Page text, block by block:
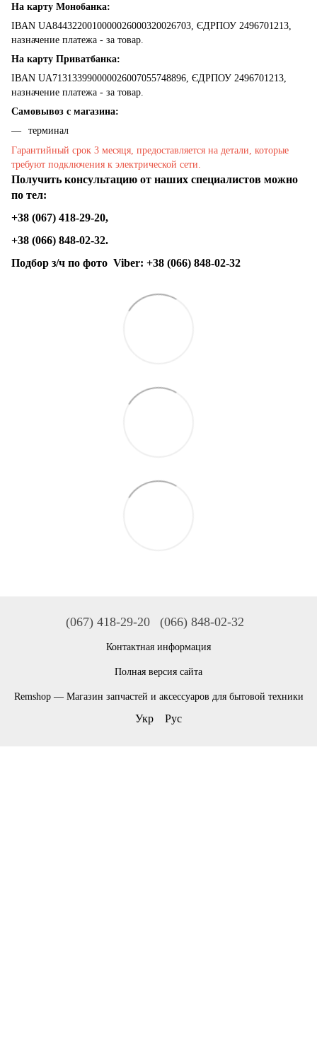
На карту Монобанка:
IBAN UA8443220010000026000320026703, ЄДРПОУ 2496701213,
назначение платежа - за товар.
На карту Приватбанка:
IBAN UA713133990000026007055748896, ЄДРПОУ 2496701213,
назначение платежа - за товар.
Самовывоз с магазина:
терминал
Гарантийный срок 3 месяця, предоставляется на детали, которые
требуют подключения к электрической сети.
Получить консультацию от наших специалистов можно
по тел:
+38 (067) 418-29-20,
+38 (066) 848-02-32.
Подбор з/ч по фото Viber: +38 (066) 848-02-32
(067) 418-29-20 (066) 848-02-32
Контактная информация
Полная версия сайта
Remshop — Магазин запчастей и аксессуаров для бытовой техники
Укр Рус